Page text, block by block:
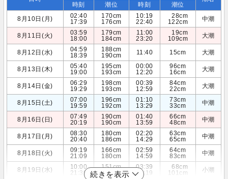
時刻 潮位 時刻
潮位
8月10日(月)
02:40
17:39
170cm
176cm
10:19
22:40
28cm
122cm
中潮
8月11日(火)
03:59
18:00
179cm
184cm
11:00
23:20
19cm
109cm
大潮
8月12日(水)
04:59
18:39
188cm
190cm
11:40 15cm 大潮
8月13日(木)
05:40
19:00
195cm
193cm
00:00
12:20
96cm
16cm
大潮
8月14日(金)
06:29
19:29
198cm
193cm
00:39
12:59
84cm
22cm
大潮
8月15日(土)
07:00
19:59
196cm
192cm
01:10
13:29
73cm
33cm
中潮
8月16日(日)
07:49
20:19
190cm
190cm
01:40
13:59
66cm
48cm
中潮
8月17日(月)
08:30
20:40
180cm
186cm
02:20
14:29
63cm
65cm
中潮
8月18日(火)
09:19
21:09
166cm
180cm
02:59
14:59
64cm
83cm
中潮
8月19日(水)
10:00
21:39
151cm
174cm
03:39
15:19
68cm
101cm
小潮
続きを表示